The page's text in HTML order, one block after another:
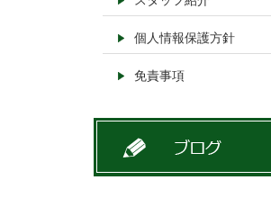
個人情報保護方針
免責事項